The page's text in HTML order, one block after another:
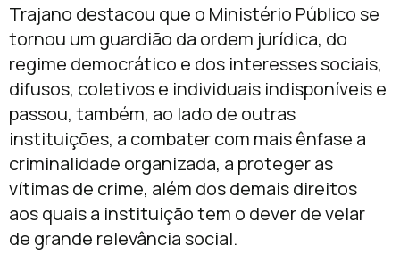
Trajano destacou que o Ministério Público se
tornou um guardião da ordem jurídica, do
regime democrático e dos interesses sociais,
difusos, coletivos e individuais indisponíveis e
passou, também, ao lado de outras
instituições, a combater com mais ênfase a
criminalidade organizada, a proteger as
vítimas de crime, além dos demais direitos
aos quais a instituição tem o dever de velar
de grande relevância social.